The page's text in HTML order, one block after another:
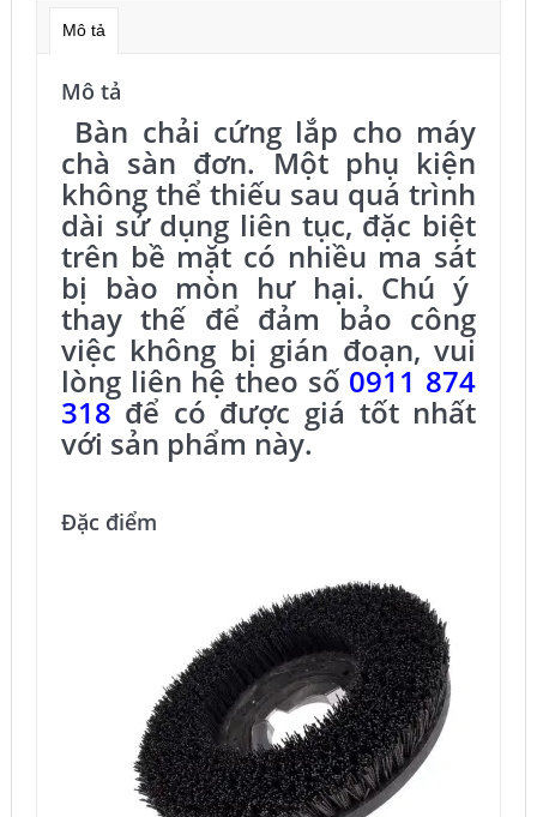
Mô tả
Mô tả
Bàn chải cứng lắp cho máy
chà sàn đơn. Một phụ kiện
không thể thiếu sau quá trình
dài sử dụng liên tục, đặc biệt
trên bề mặt có nhiều ma sát
bị bào mòn hư hại. Chú ý
thay thế để đảm bảo công
việc không bị gián đoạn, vui
lòng liên hệ theo số 0911 874
318để có được giá tốt nhất
với sản phẩm này.
Đặc điểm